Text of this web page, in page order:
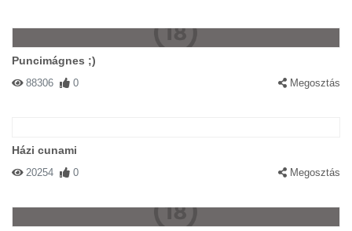
Puncimágnes ;)
88306 0 Megosztás
Házi cunami
20254 0 Megosztás